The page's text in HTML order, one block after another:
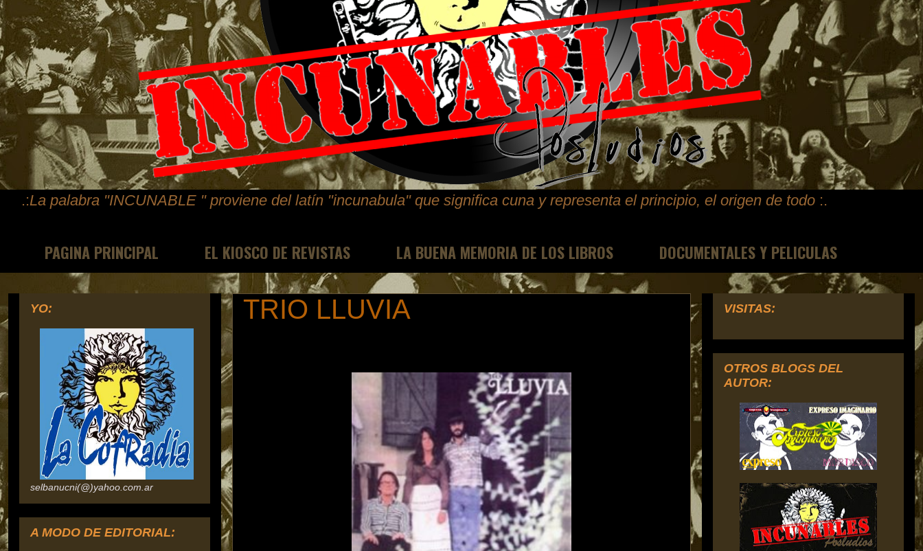
.:La palabra "INCUNABLE " proviene del latín "incunabula" que significa cuna y representa el principio, el origen de todo :.
PAGINA PRINCIPAL EL KIOSCO DE REVISTAS LA BUENA MEMORIA DE LOS LIBROS DOCUMENTALES Y PELICULAS
TRIO LLUVIA
YO:
selbanucni(@)yahoo.com.ar
A MODO DE EDITORIAL:
VISITAS:
OTROS BLOGS DEL
AUTOR: